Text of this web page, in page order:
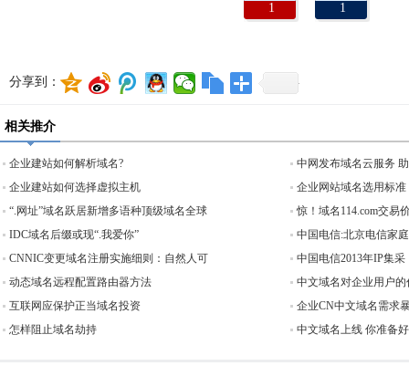
1 1
分享到：
相关推介
企业建站如何解析域名?
企业建站如何选择虚拟主机
“.网址”域名跃居新增多语种顶级域名全球
IDC域名后缀或现“.我爱你”
CNNIC变更域名注册实施细则：自然人可
动态域名远程配置路由器方法
互联网应保护正当域名投资
怎样阻止域名劫持
中网发布域名云服务
企业网站域名选用标准
惊！域名114.com交易
中国电信:北京电信家
中国电信2013年IP集采
中文域名对企业用户的
企业CN中文域名需求
中文域名上线 你准备